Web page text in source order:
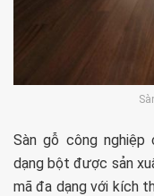
Sàn gỗ công
dạng bột được sản
mã đa dạng với kích